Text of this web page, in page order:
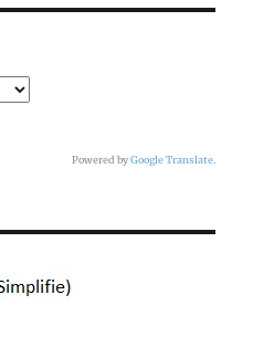
Powered byGoogle Translate.